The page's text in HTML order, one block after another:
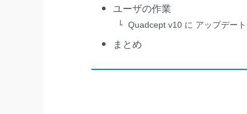
ユーザの作業
Quadcept v10 に アップデート
まとめ